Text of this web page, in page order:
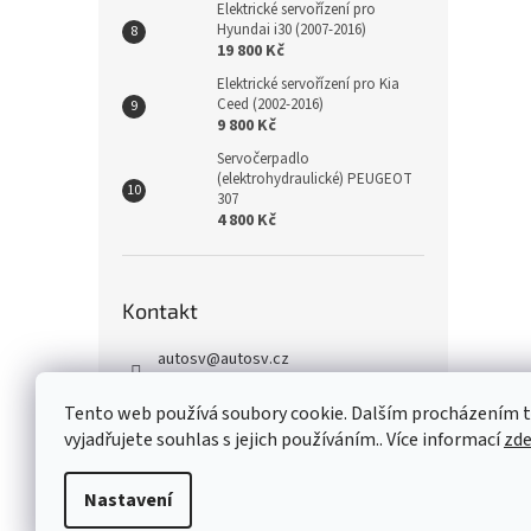
Tento web používá soubory cookie. Dalším procházením
vyjadřujete souhlas s jejich používáním.. Více informacízde
Nastavení
Elektrické servořízení pro
Hyundai i30 (2007-2016)
19 800 Kč
Elektrické servořízení pro Kia
Ceed (2002-2016)
9 800 Kč
Servočerpadlo
(elektrohydraulické) PEUGEOT
307
4 800 Kč
Kontakt
autosv@autosv.cz
+420 739 933 279